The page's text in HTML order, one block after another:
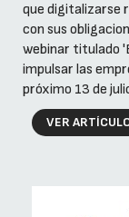
que digitalizarse
con sus
webinar titulado
impulsar las
próximo 13 de
VER